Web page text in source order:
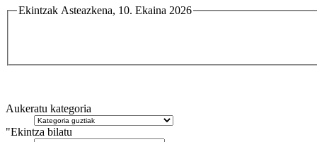
Ekintzak Asteazkena, 10. Ekaina 2026
Aukeratu kategoria
"Ekintza bilatu